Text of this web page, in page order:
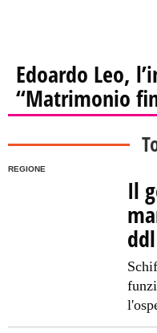
Edoardo Leo,
“Matrimonio
REGIONE
Il